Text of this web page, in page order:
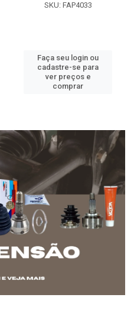
SKU: FAP4033
Faça seu login ou
cadastre-se para
ver preços e
comprar